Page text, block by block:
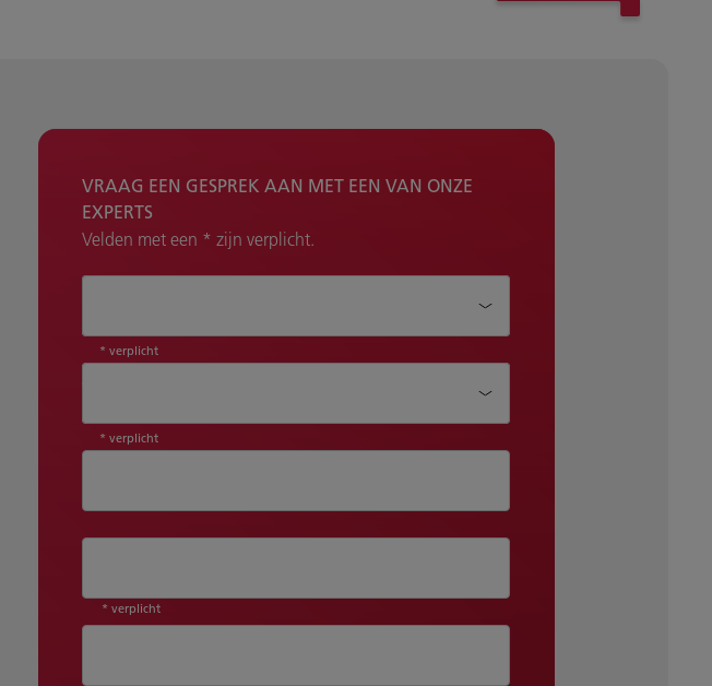
VRAAG EEN GESPREK AAN MET EEN VAN ONZE
EXPERTS
Velden met een * zijn verplicht.
* verplicht
* verplicht
* verplicht